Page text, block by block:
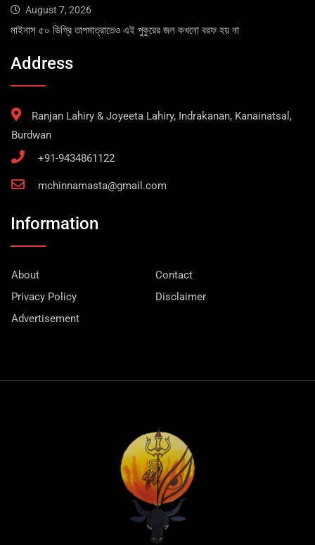
August 7, 2026
মাইনাস ৫০ ডিগ্রি তাপমাত্রাতেও এই পুকুরের জল কখনো বরফ হয় না
Address
Ranjan Lahiry & Joyeeta Lahiry, Indrakanan, Kanainatsal,
Burdwan
+91-9434861122
mchinnamasta@gmail.com
Information
About
Contact
Privacy Policy
Disclaimer
Advertisement